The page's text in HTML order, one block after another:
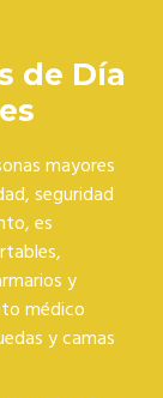
de Día
mayores
seguridad
es
y
médico
y camas